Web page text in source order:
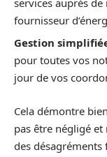
fournisseur
Gestion
pour toutes vos
jour de vos
Cela démontre
pas être négligé
des désagréments